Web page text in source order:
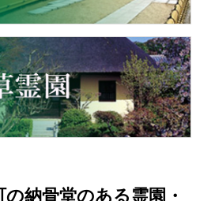
納骨堂のある霊園・